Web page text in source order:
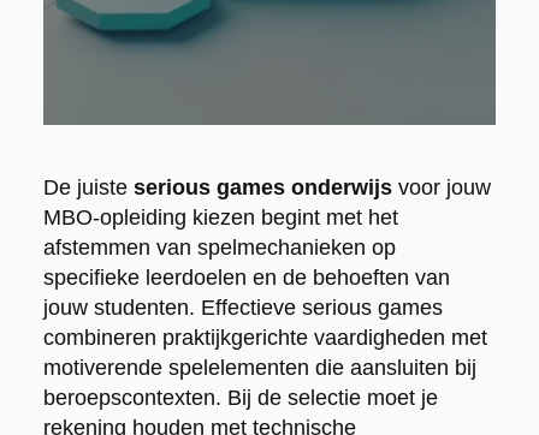
De juiste serious games onderwijsvoor jouw
MBO-opleiding kiezen begint met het
afstemmen van spelmechanieken op
specifieke leerdoelen en de behoeften van
jouw studenten. Effectieve serious games
combineren praktijkgerichte vaardigheden met
motiverende spelelementen die aansluiten bij
beroepscontexten. Bij de selectie moet je
rekening houden met technische